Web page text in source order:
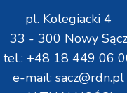
pl. Kolegiacki 4
33 - 300 Nowy Sącz
tel.: +48 18 449 06
e-mail: sacz@rdn.pl